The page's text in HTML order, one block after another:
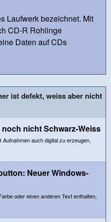
Laufwerk bezeichnet. Mit
CD-R Rohlinge
Daten auf CDs
ist defekt, weiss aber nicht
nicht Schwarz-Weiss
auch digital zu erzeugen,
Neuer Windows-
oder einen anderen Text enthalten,